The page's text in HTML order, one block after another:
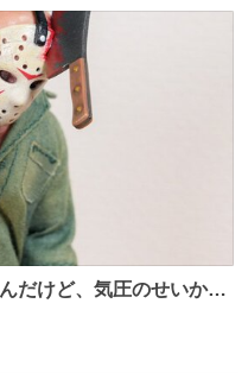
だけど、気圧のせいかし